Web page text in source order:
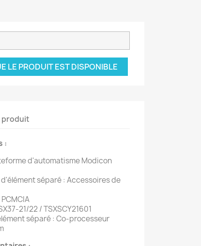
LE PRODUIT EST DISPONIBLE
produit
:
d'automatisme Modicon
séparé : Accessoires de
21/22 / TSXSCY21601
séparé : Co-processeur